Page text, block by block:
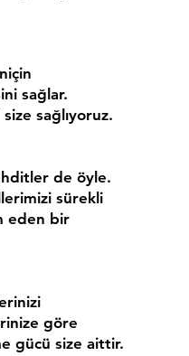
sağlar.
sağlıyoruz.
de öyle.
sürekli
eden bir
göre
gücü size aittir.